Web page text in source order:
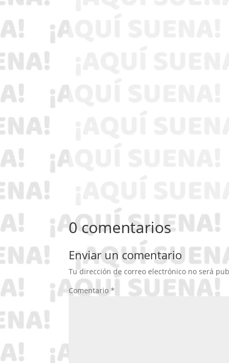
0 comentarios
Enviar un comentario
Tu dirección de correo electrónico no será
Comentario*